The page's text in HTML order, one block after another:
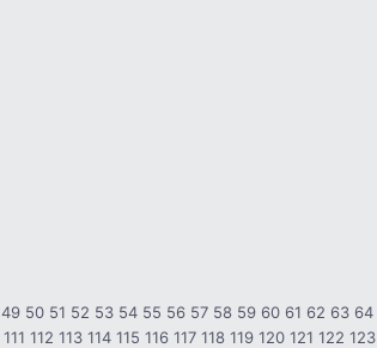
49 50 51 52 53 54 55 56 57 58 59 60 61 62 63 64
111 112 113 114 115 116 117 118 119 120 121 122 123